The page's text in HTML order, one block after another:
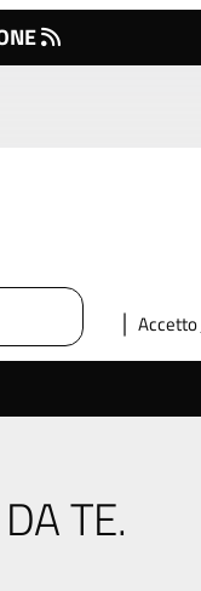
Accetto
TE.